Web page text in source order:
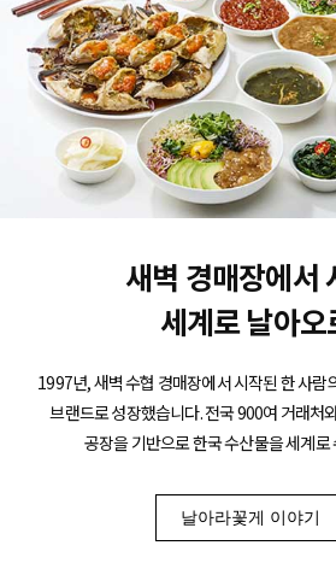
새벽 경매장에서
세계로 날아오
1997년, 새벽 수협 경매장에서 시작된 한 사람
브랜드로 성장했습니다. 전국 900여 거래처
공장을 기반으로 한국 수산물을 세계로
날아라꽃게 이야기